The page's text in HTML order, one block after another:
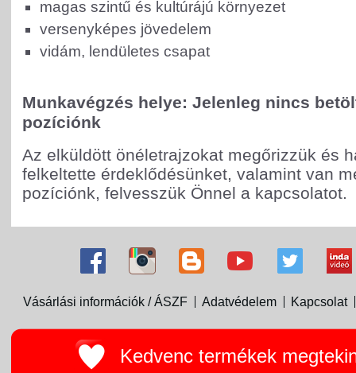
magas szintű és kultúrájú környezet
versenyképes jövedelem
vidám, lendületes csapat
Munkavégzés helye: Jelenleg nincs
pozíciónk
Az elküldött önéletrajzokat megőrizzük és
felkeltette érdeklődésünket, valamint van
pozíciónk, felvesszük Önnel a kapcsolatot.
Vásárlási információk / ÁSZF Adatvédelem Kapcsolat
Kedvenc termékek